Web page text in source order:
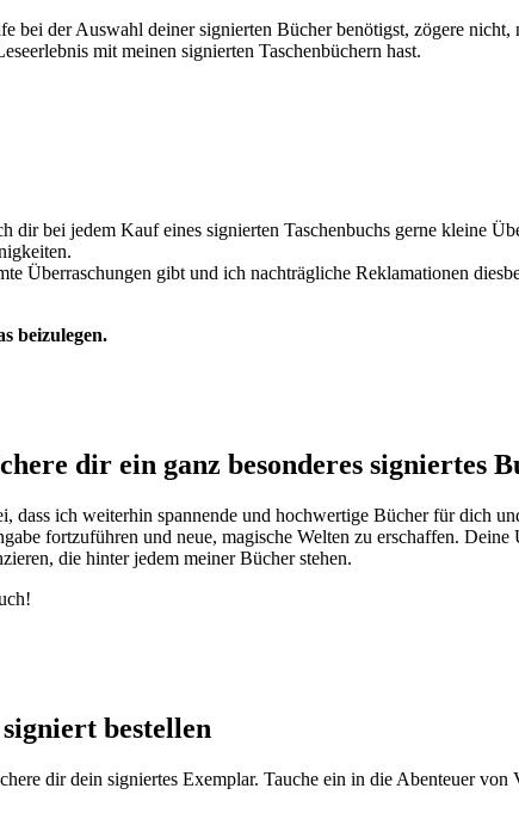
bei der Auswahl deiner signierten Bücher benötigst, zögere
mit meinen signierten Taschenbüchern hast.
bei jedem Kauf eines signierten Taschenbuchs gerne kleine
Überraschungen gibt und ich nachträgliche Reklamationen
beizulegen.
dir ein ganz besonderes signiertes
dass ich weiterhin spannende und hochwertige Bücher für dich
fortzuführen und neue, magische Welten zu erschaffen.
die hinter jedem meiner Bücher stehen.
bestellen
dir dein signiertes Exemplar. Tauche ein in die Abenteuer